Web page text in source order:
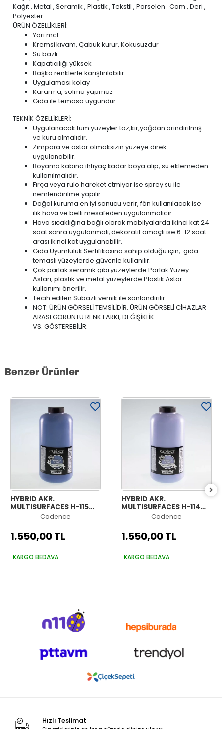
Kağıt , Metal , Seramik , Plastik , Tekstil , Porselen , Cam , Deri ,
Polyester
ÜRÜN ÖZELLİKLERİ:
Yarı mat
Kremsi kıvam, Çabuk kurur, Kokusuzdur
Su bazlı
Kapatıcılığı yüksek
Başka renklerle karıştırılabilir
Uygulaması kolay
Kararma, solma yapmaz
Gıda ile temasa uygundur
TEKNİK ÖZELLİKLERİ:
Uygulanacak tüm yüzeyler toz,kir,yağdan arındırılmış
ve kuru olmalıdır.
Zımpara ve astar olmaksızın yüzeye direk
uygulanabilir.
Boyama kabına ihtiyaç kadar boya alıp, su eklemeden
kullanılmalıdır.
Fırça veya rulo hareket etmiyor ise sprey su ile
nemlendirilme yapılır.
Doğal kuruma en iyi sonucu verir, fön kullanılacak ise
ılık hava ve belli mesafeden uygulanmalıdır.
Hava sıcaklığına bağlı olarak mobilyalarda ikinci kat 24
saat sonra uygulanmalı, dekoratif amaçlı ise 6-12 saat
arası ikinci kat uygulanabilir.
Gıda Uyumluluk Sertifikasına sahip olduğu için, gıda
temaslı yüzeylerde güvenle kullanılır.
Çok parlak seramik gibi yüzeylerde Parlak Yüzey
Astarı, plastik ve metal yüzeylerde Plastik Astar
kullanımı önerilir.
Tecih edilen Subazlı vernik ile sonlandırılır.
NOT: ÜRÜN GÖRSELİ TEMSİLİDİR. ÜRÜN GÖRSELİ CİHAZLAR
ARASI GÖRÜNTÜ RENK FARKI, DEĞİŞİKLİK
VS. GÖSTEREBİLİR.
Benzer Ürünler
HYBRID AKR.
MULTISURFACES H-115
GECE MAVİSİ 2000ML
Cadence
1.550,00 TL
KARGO BEDAVA
HYBRID AKR.
MULTISURFACES H-114
AÇIK MENEKŞE 2000ML
Cadence
1.550,00 TL
KARGO BEDAVA
Hızlı Teslimat